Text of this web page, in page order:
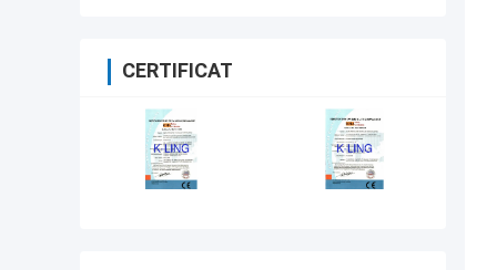
CERTIFICAT